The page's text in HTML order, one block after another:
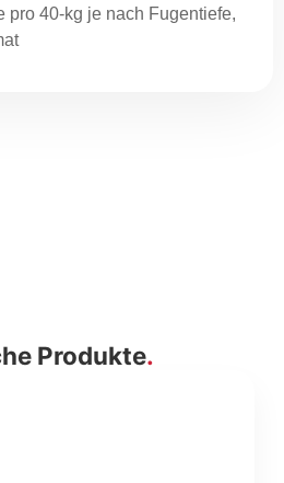
pro 40-kg je nach Fugentiefe,
Produkte